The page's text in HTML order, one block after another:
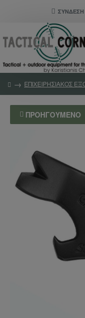
ΣΎΝΔΕΣΗ
ΕΠΙΧΕΙΡΗΣΙΑΚΟΣ
ΠΡΟΗΓΟΎΜΕΝΟ